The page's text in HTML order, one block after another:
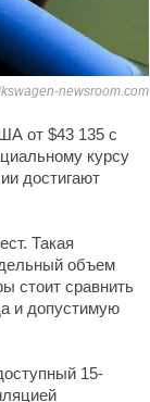
newsroom.com
от $43 135 с
курсу
достигают
Такая
объем
стоит сравнить
и допустимую
15-